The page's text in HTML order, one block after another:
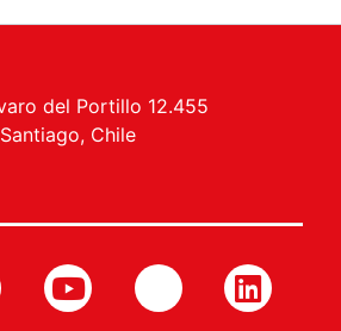
del Portillo 12.455
Chile